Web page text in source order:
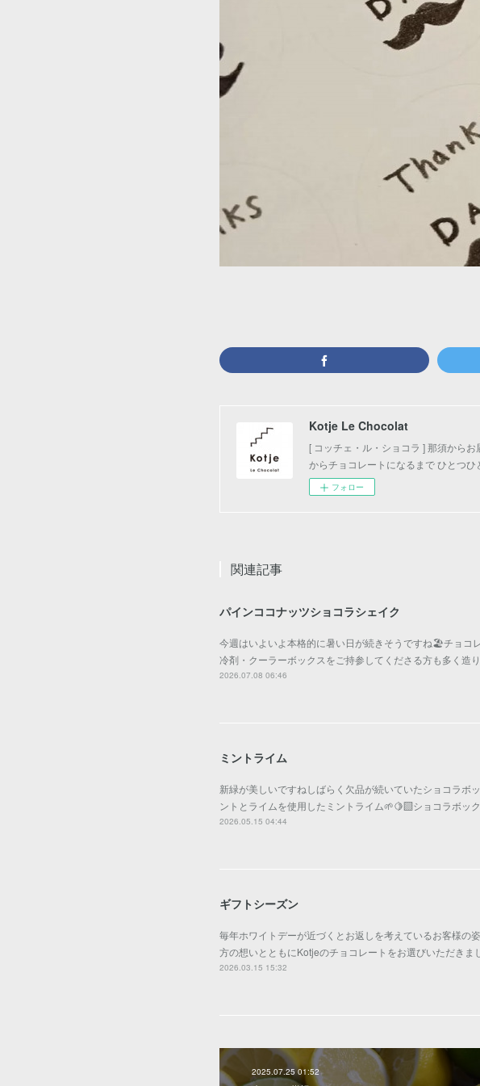
Kotje Le Chocolat
[ コッチェ・ル・ショコラ ] 那須から
からチョコレートになるまで ひとつ
フォロー
関連記事
パインココナッツショコラシェイク
今週はいよいよ本格的に暑い日が続きそうですね🏖️チョコ
冷剤・クーラーボックスをご持参してくださる方も多く造
2026.07.08 06:46
ミントライム
新緑が美しいですねしばらく欠品が続いていたショコラボ
ントとライムを使用したミントライム🌱🍋‍🟩ショコラボッ
2026.05.15 04:44
ギフトシーズン
毎年ホワイトデーが近づくとお返しを考えているお客様の
方の想いとともにKotjeのチョコレートをお選びいただき
2026.03.15 15:32
2025.07.25 01:52